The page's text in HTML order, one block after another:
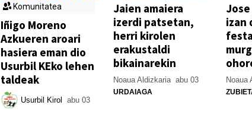
Komunitatea
Iñigo Moreno
Azkueren aroari
hasiera eman dio
Usurbil KEko lehen
taldeak
Usurbil Kirol abu 03
Jaien amaiera
izerdi patsetan,
herri kirolen
erakustaldi
bikainarekin
Noaua Aldizkaria abu 03
URDAIAGA
izan
Noaua